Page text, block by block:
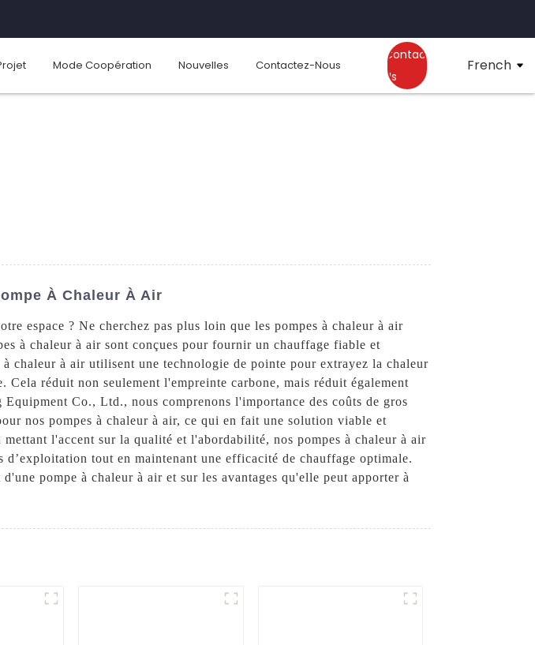
Mode Coopération Nouvelles Contactez-Nous
Contact
Us
French
À Chaleur À Air
espace ? Ne cherchez pas plus loin que les pompes à chaleur à air
à chaleur à air sont conçues pour fournir un chauffage fiable et
chaleur à air utilisent une technologie de pointe pour extrayez la chaleur
Cela réduit non seulement l'empreinte carbone, mais réduit également
Co., Ltd., nous comprenons l'importance des coûts de gros
nos pompes à chaleur à air, ce qui en fait une solution viable et
l'accent sur la qualité et l'abordabilité, nos pompes à chaleur à air
tout en maintenant une efficacité de chauffage optimale.
pompe à chaleur à air et sur les avantages qu'elle peut apporter à